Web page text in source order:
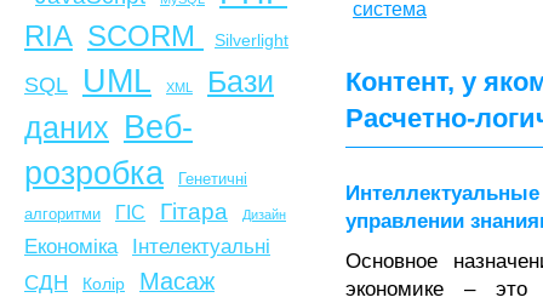
RIA SCORM Silverlight
SQL UML XML
Бази
даних Веб-
розробка
Генетичні
алгоритми
ГІС Гітара Дизайн
Економіка
Інтелектуальні
СДН
Колір Масаж
система
Контент, у
Расчетно-
управлении
Основное
экономике – это